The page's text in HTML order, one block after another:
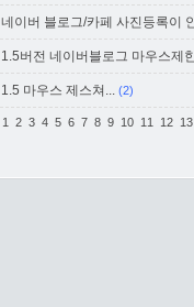
네이버 블로그/카페 사진등록이
1.5버전 네이버블로그 마우스제
1.5 마우스 제스쳐... (2)
1 2 3 4 5 6 7 8 9 10 11 12